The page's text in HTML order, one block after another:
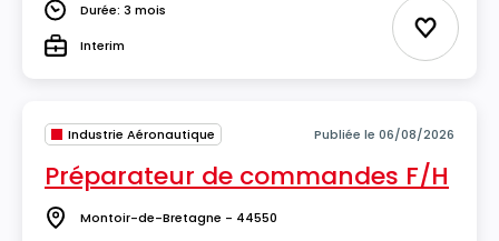
DuréeDurée: 3 mois
TypeInterim Ajouter
Industrie Aéronautique Publiée le 06/08/2026
Préparateur de commandes F/H
Lieu Montoir-de-Bretagne - 44550